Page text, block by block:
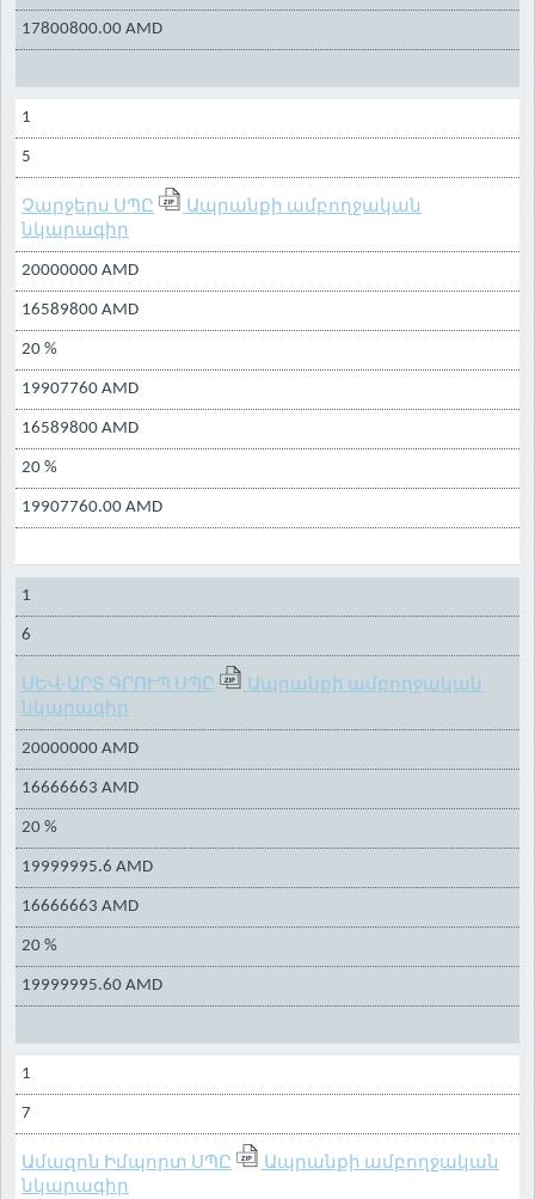
17800800.00 AMD
1
5
Չարջերս ՍՊԸ
Ապրանքի ամբողջական
նկարագիր
20000000 AMD
16589800 AMD
20 %
19907760 AMD
16589800 AMD
20 %
19907760.00 AMD
1
6
ՍԵՎ-ԱՐՏ ԳՐՈՒՊ ՍՊԸ
Ապրանքի ամբողջական
նկարագիր
20000000 AMD
16666663 AMD
20 %
19999995.6 AMD
16666663 AMD
20 %
19999995.60 AMD
1
7
Ամազոն Իմպորտ ՍՊԸ
Ապրանքի ամբողջական
նկարագիր